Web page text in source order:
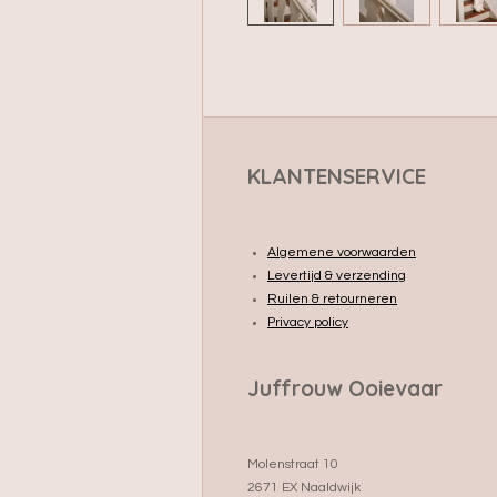
KLANTENSERVICE
Algemene voorwaarden
Levertijd & verzending
Ruilen & retourneren
Privacy policy
Juffrouw Ooievaar
Molenstraat 10
2671 EX Naaldwijk